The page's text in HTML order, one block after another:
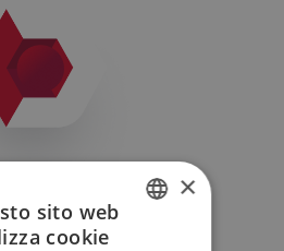
al mercato ×
sito web
cookie